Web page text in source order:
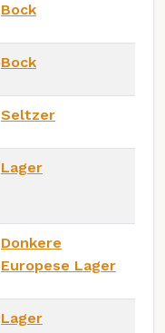
Bock
Bock
Seltzer
Lager
Donkere
Europese Lager
Lager